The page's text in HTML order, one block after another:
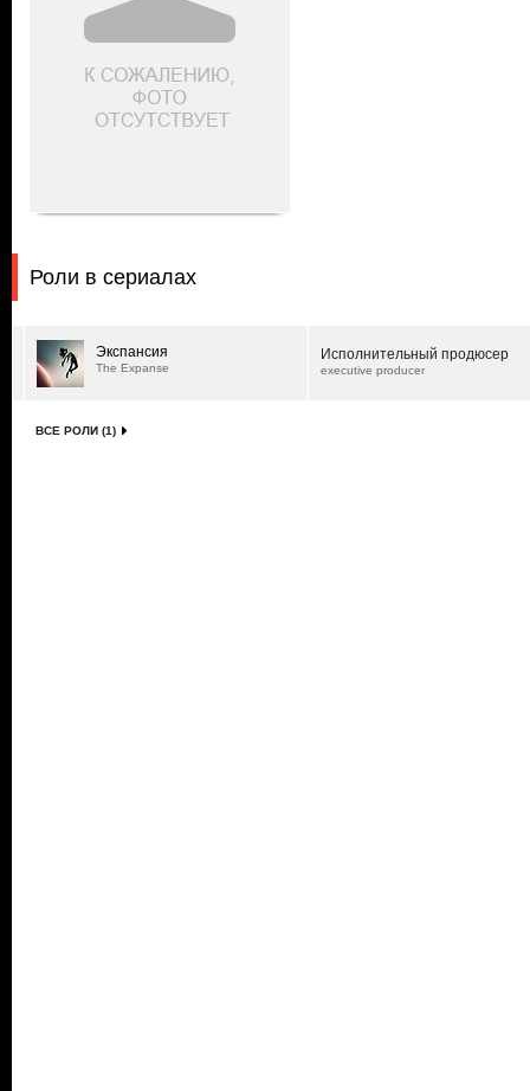
Роли в сериалах
Экспансия
The Expanse
Исполнительный продюсер
executive producer
ВСЕ РОЛИ (1)